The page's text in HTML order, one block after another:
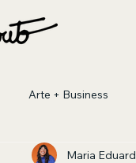
Arte + Business
Maria